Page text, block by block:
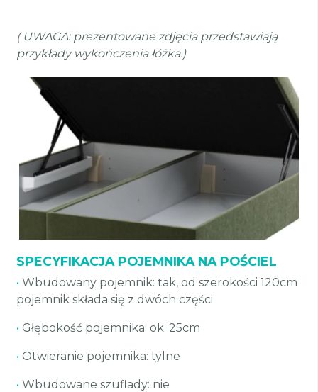
( UWAGA: prezentowane zdjęcia przedstawiają
przykłady wykończenia łóżka.)
SPECYFIKACJA POJEMNIKA NA POŚCIEL
• Wbudowany pojemnik: tak, od szerokości 120cm
pojemnik składa się z dwóch części
• Głębokość pojemnika: ok. 25cm
• Otwieranie pojemnika: tylne
• Wbudowane szuflady: nie